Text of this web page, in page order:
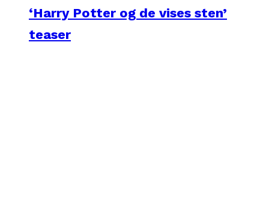
‘Harry Potter og de vises sten’
teaser